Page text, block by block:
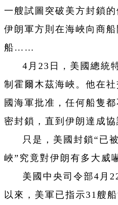
一艘試圖突破美方封鎖的
伊朗軍方則在海峽向商
船……
4月23日，美國總統
制霍爾木茲海峽。他在
國海軍批准，任何船隻
密封鎖，直到伊朗達成協
只是，美國封鎖“已
峽”究竟對伊朗有多大威
美國中央司令部4月
以來，美軍已指示31艘